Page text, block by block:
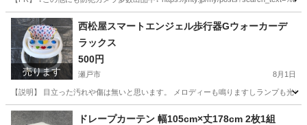
愛知 瀬戸市 その他 USB
売ります
西松屋スマートエンジェル歩行器Gウォーカーデ
ラックス
500円
瀬戸市 8月1日
【説明】 目立った汚れや傷は無いと思います。 メロディーも鳴りますしランプも光
愛知 瀬戸市 ベビー用品 スマートエンジェル
ドレープカーテン 幅105cm×丈178cm 2枚1組